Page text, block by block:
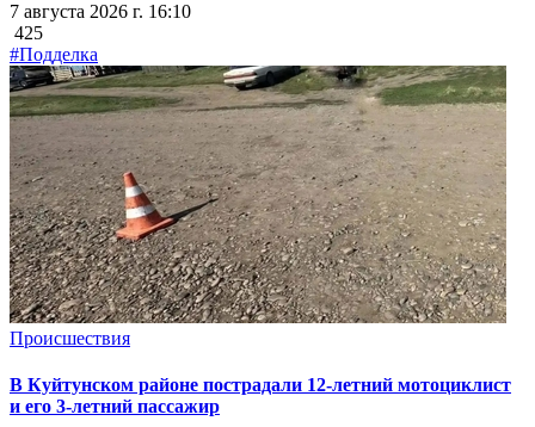
7 августа 2026 г. 16:10
425
#Подделка
Происшествия
В Куйтунском районе пострадали 12-летний мотоциклист
и его 3-летний пассажир